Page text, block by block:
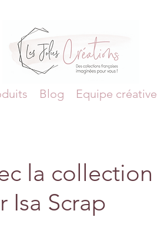
Blog Equipe créative
la collection
Isa Scrap